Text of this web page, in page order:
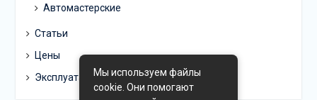
Автомастерские
Статьи
Цены
ЭксплуатацияМы используем файлы
cookie. Они помогают